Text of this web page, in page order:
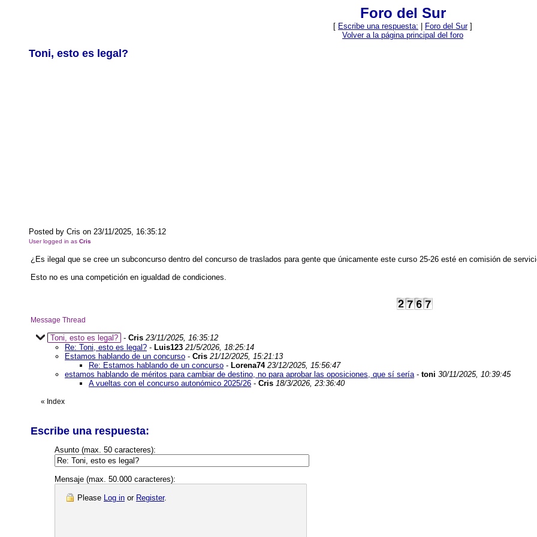
Foro del Sur
[ Escribe una respuesta: Foro del Sur]
Volver a la página principal del foro
Toni, esto es legal?
Posted by Cris on 23/11/2025, 16:35:12
User logged in as Cris
¿Es ilegal que se cree un subconcurso dentro del concurso de traslados para gente que únicamente este curso 25-26 esté en comisión de
Esto no es una competición en igualdad de condiciones.
Message Thread
Toni, esto es legal? - Cris 23/11/2025, 16:35:12
Re: Toni, esto es legal? - Luis123 21/5/2026, 18:25:14
Estamos hablando de un concurso - Cris 21/12/2025, 15:21:13
Re: Estamos hablando de un concurso - Lorena74 23/12/2025, 15:56:47
estamos hablando de méritos para cambiar de destino, no para aprobar las oposiciones, que sí sería- toni 30/11/2025, 10:39:45
A vueltas con el concurso autonómico 2025/26 - Cris 18/3/2026, 23:36:40
« Index
Escribe una respuesta:
Asunto (max. 50 caracteres):
Mensaje (max. 50.000 caracteres):
Please Log in or Register.